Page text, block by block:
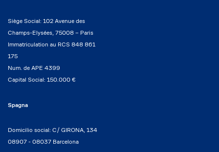
Siège Social: 102 Avenue des
Champs-Elysées, 75008 – Paris
Immatriculation au RCS 848 861
175
Num. de APE 4399
Capital Social: 150.000 €
Spagna
Domicilio social: C/ GIRONA, 134
08907 - 08037 Barcelona